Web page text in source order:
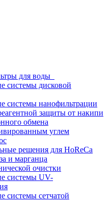
для воды
системы дисковой
системы нанофильтрации
защиты от накипи
обмена
углем
решения для HoReCa
и марганца
очистки
системы UV-
сетчатой